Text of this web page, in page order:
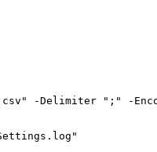
-Delimiter ";" -